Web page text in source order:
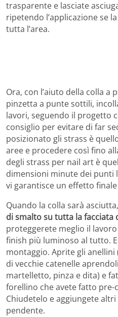
trasparente e lasciate
ripetendo l’applicazione se
tutta l’area.
Ora, con l’aiuto della colla a
pinzetta a punte sottili,
lavori, seguendo il progetto
consiglio per evitare di far
posizionato gli strass è
aree e procedere così fino
degli strass per nail art è
dimensioni minute dei punti
vi garantisce un effetto
Quando la colla sarà asciutta,
di smalto su tutta la facciata
proteggerete meglio il
finish più luminoso al tutto.
montaggio. Aprite gli
di vecchie catenelle
martelletto, pinza e dita) e
forellino che avete fatto
Chiudetelo e aggiungete
pendente.